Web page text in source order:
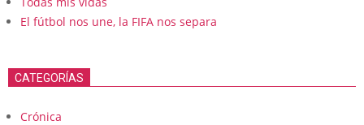
El fútbol nos une, la FIFA nos separa
CATEGORÍAS
Crónica